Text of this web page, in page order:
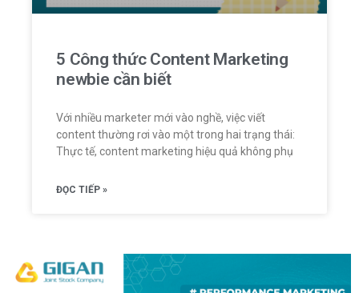
5 Công thức Content Marketing
newbie cần biết
Với nhiều marketer mới vào nghề, việc viết
content thường rơi vào một trong hai trạng thái:
Thực tế, content marketing hiệu quả không phụ
ĐỌC TIẾP »